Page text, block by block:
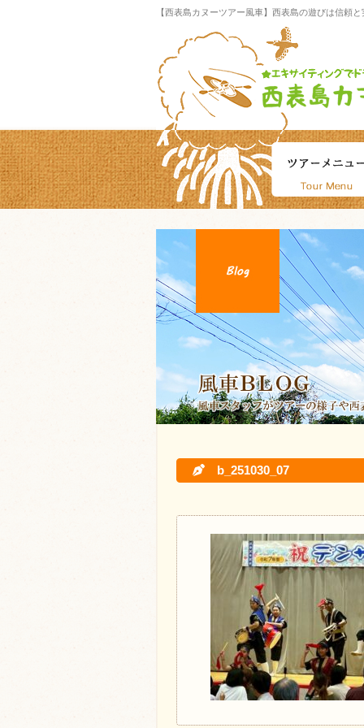
【西表島カヌーツアー風車】西表島の遊びは信頼
b_251030_07